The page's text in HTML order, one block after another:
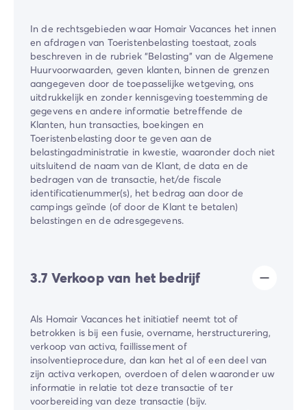
In de rechtsgebieden waar ​Homair Vacances​ het innen
en afdragen van Toeristenbelasting toestaat, zoals
beschreven in de rubriek “Belasting” van de Algemene
Huurvoorwaarden, geven klanten, binnen de grenzen
aangegeven door de toepasselijke wetgeving, ons
uitdrukkelijk en zonder kennisgeving toestemming de
gegevens en andere informatie betreffende de
Klanten, hun transacties, boekingen en
Toeristenbelasting door te geven aan de
belastingadministratie in kwestie, waaronder doch niet
uitsluitend de naam van de Klant, de data en de
bedragen van de transactie, het/de fiscale
identificatienummer(s), het bedrag aan door de
campings geïnde (of door de Klant te betalen)
belastingen en de adresgegevens.
3.7 Verkoop van het bedrijf
Als ​Homair Vacances​ het initiatief neemt tot of
betrokken is bij een fusie, overname, herstructurering,
verkoop van activa, faillissement of
insolventieprocedure, dan kan het al of een deel van
zijn activa verkopen, overdoen of delen waaronder uw
informatie in relatie tot deze transactie of ter
voorbereiding van deze transactie (bijv.